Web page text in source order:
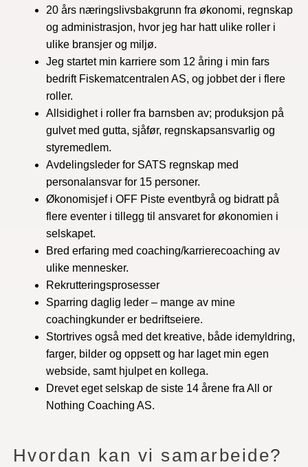
20 års næringslivsbakgrunn fra økonomi, regnskap
og administrasjon, hvor jeg har hatt ulike roller i
ulike bransjer og miljø.
Jeg startet min karriere som 12 åring i min fars
bedrift Fiskematcentralen AS, og jobbet der i flere
roller.
Allsidighet i roller fra barnsben av; produksjon på
gulvet med gutta, sjåfør, regnskapsansvarlig og
styremedlem.
Avdelingsleder for SATS regnskap med
personalansvar for 15 personer.
Økonomisjef i OFF Piste eventbyrå og bidratt på
flere eventer i tillegg til ansvaret for økonomien i
selskapet.
Bred erfaring med coaching/karrierecoaching av
ulike mennesker.
Rekrutteringsprosesser
Sparring daglig leder – mange av mine
coachingkunder er bedriftseiere.
Stortrives også med det kreative, både idemyldring,
farger, bilder og oppsett og har laget min egen
webside, samt hjulpet en kollega.
Drevet eget selskap de siste 14 årene fra All or
Nothing Coaching AS.
Hvordan kan vi samarbeide?